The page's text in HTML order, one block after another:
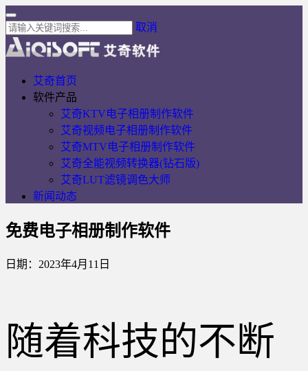
取消
艾奇首页
软件产品
艾奇KTV电子相册制作软件
艾奇视频电子相册制作软件
艾奇MTV电子相册制作软件
艾奇全能视频转换器(钻石版)
艾奇LUT滤镜调色大师
新闻动态
免费电子相册制作软件
日期：2023年4月11日
随着科技的不断